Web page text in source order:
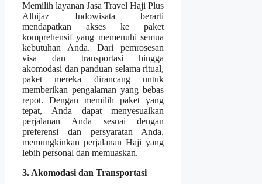
Memilih layanan Jasa Travel Haji Plus
Alhijaz Indowisata berarti
mendapatkan akses ke paket
komprehensif yang memenuhi semua
kebutuhan Anda. Dari pemrosesan
visa dan transportasi hingga
akomodasi dan panduan selama ritual,
paket mereka dirancang untuk
memberikan pengalaman yang bebas
repot. Dengan memilih paket yang
tepat, Anda dapat menyesuaikan
perjalanan Anda sesuai dengan
preferensi dan persyaratan Anda,
memungkinkan perjalanan Haji yang
lebih personal dan memuaskan.
3. Akomodasi dan Transportasi